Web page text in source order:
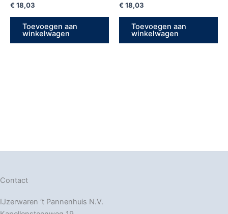
€ 18,03
Toevoegen aan
winkelwagen
€ 18,03
Toevoegen aan
winkelwagen
Contact
IJzerwaren ‘t Pannenhuis N.V.